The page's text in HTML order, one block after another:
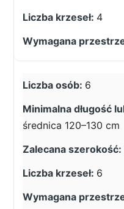
4
6
średnica 120–130 cm
6